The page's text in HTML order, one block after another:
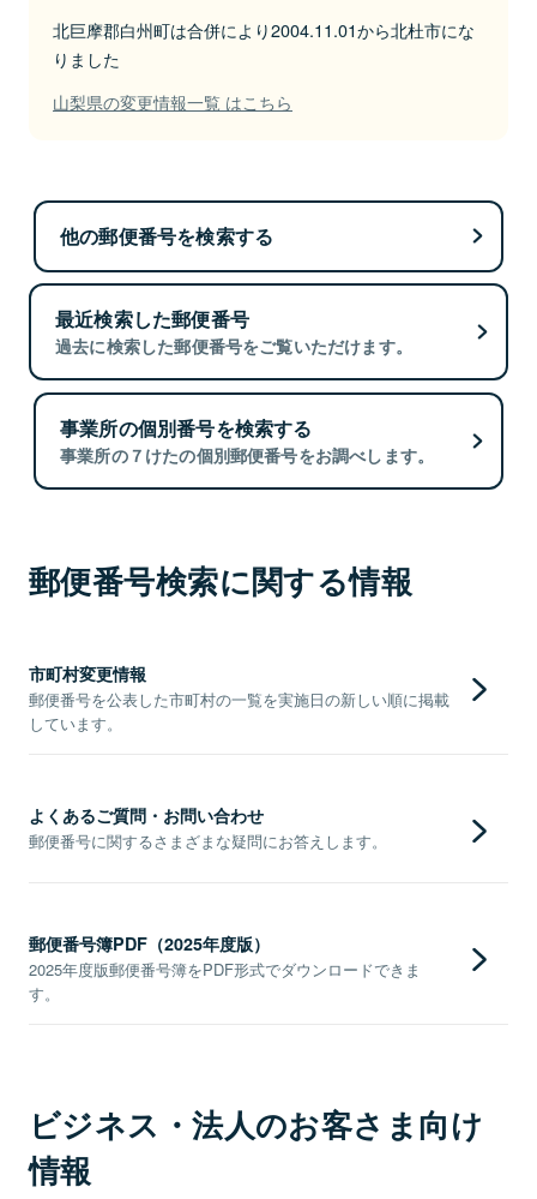
北巨摩郡白州町は合併により2004.11.01から北杜市にな
りました
山梨県の変更情報一覧 はこちら
他の郵便番号を検索する
最近検索した郵便番号
過去に検索した郵便番号をご覧いただけます。
事業所の個別番号を検索する
事業所の７けたの個別郵便番号をお調べします。
郵便番号検索に関する情報
市町村変更情報
郵便番号を公表した市町村の一覧を実施日の新しい順に掲載
しています。
よくあるご質問・お問い合わせ
郵便番号に関するさまざまな疑問にお答えします。
郵便番号簿PDF（2025年度版）
2025年度版郵便番号簿をPDF形式でダウンロードできま
す。
ビジネス・法人のお客さま向け
情報